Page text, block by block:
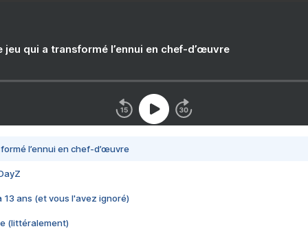
jeu qui a transformé l’ennui en chef-d’œuvre
l’ennui en chef-d’œuvre
13 ans (et vous l'avez ignoré)
(littéralement)